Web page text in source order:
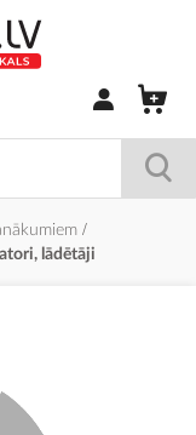
Pierakstīties/
lādētāji